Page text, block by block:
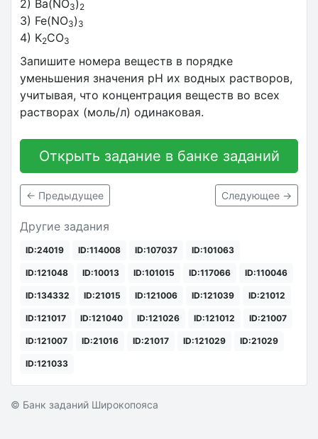
2) Ba(NO3) 2
3) Fe(NO3) 3
4) K2CO3
Запишите номера веществ в порядке
уменьшения значения pH их водных растворов,
учитывая, что концентрация веществ во всех
растворах (моль/л) одинаковая.
Открыть задание в банке заданий
← Предыдущее Следующее →
Другие задания
ID:24019 ID:114008 ID:107037 ID:101063
ID:121048 ID:10013 ID:101015 ID:117066 ID:110046
ID:134332 ID:21015 ID:121006 ID:121039 ID:21012
ID:121017 ID:121040 ID:121026 ID:121012 ID:21007
ID:121007 ID:21016 ID:21017 ID:121029 ID:21029
ID:121033
© Банк заданий Широкопояса